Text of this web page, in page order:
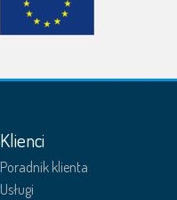
Klienci
Poradnik klienta
Usługi